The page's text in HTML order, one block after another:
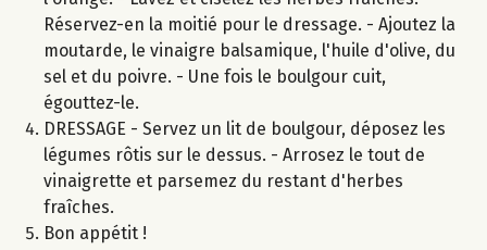
Réservez-en la moitié pour le dressage. - Ajoutez la
moutarde, le vinaigre balsamique, l'huile d'olive, du
sel et du poivre. - Une fois le boulgour cuit,
égouttez-le.
DRESSAGE - Servez un lit de boulgour, déposez les
légumes rôtis sur le dessus. - Arrosez le tout de
vinaigrette et parsemez du restant d'herbes
fraîches.
Bon appétit !